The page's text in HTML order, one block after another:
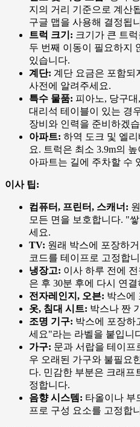
지의 거리 기준으로 계산
구글 맵을 사용해 결정됩
트럭 크기: 크기가 큰 트
두 번째 이동이 필요하지
있습니다.
계단: 계단 요금은 포함되
사전에 알려주세요.
특수 물품: 피아노, 당구
대리석 테이블이 있는 경
장비와 인력을 준비하겠
아파트: 하역 도크 및 엘
요. 트럭은 최소 3.9m의
아파트는 길에 주차할 수
이사 팁:
컴퓨터, 프린터, 스캐너:
모든 면을 보호합니다. "
세요.
TV: 원래 박스에 포장하
코드를 테이프로 고정합
냉장고: 이사 하루 전에
은 후 30분 후에 다시 연결
전자레인지, 오븐: 박스에
옷, 침대 시트: 박스나 짠
조명 기구: 박스에 포장하
세요"라는 라벨을 붙입니
가구: 문과 서랍을 테이프
우 오래된 가구와 불필요
다. 민감한 부분은 크래프
정합니다.
음향 시스템: 타올이나 부
프로 구성 요소를 고정합